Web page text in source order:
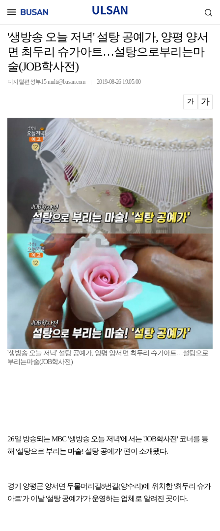
'생방송 오늘 저녁' 설탕 공예가, 양평 양서
면 최두리 슈가아트…설탕으로부리는마
술(JOB학사전)
디지털편성부15 multi@busan.com 2019-08-26 19:05:00
가 가
'생방송 오늘 저녁' 설탕 공예가, 양평 양서면 최두리 슈가아트…설탕으로
부리는마술(JOB학사전)
26일 방송되는 MBC '생방송 오늘 저녁'에서는 'JOB학사전' 코너를 통
해 '설탕으로 부리는 마술! 설탕 공예가' 편이 소개됐다.
경기 양평군 양서면 두물머리길8번길(양수리)에 위치한 '최두리 슈가
아트'가 이날 '설탕 공예가'가 운영하는 업체로 알려진 곳이다.